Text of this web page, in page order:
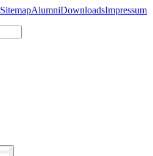
SitemapAlumniDownloadsImpressum